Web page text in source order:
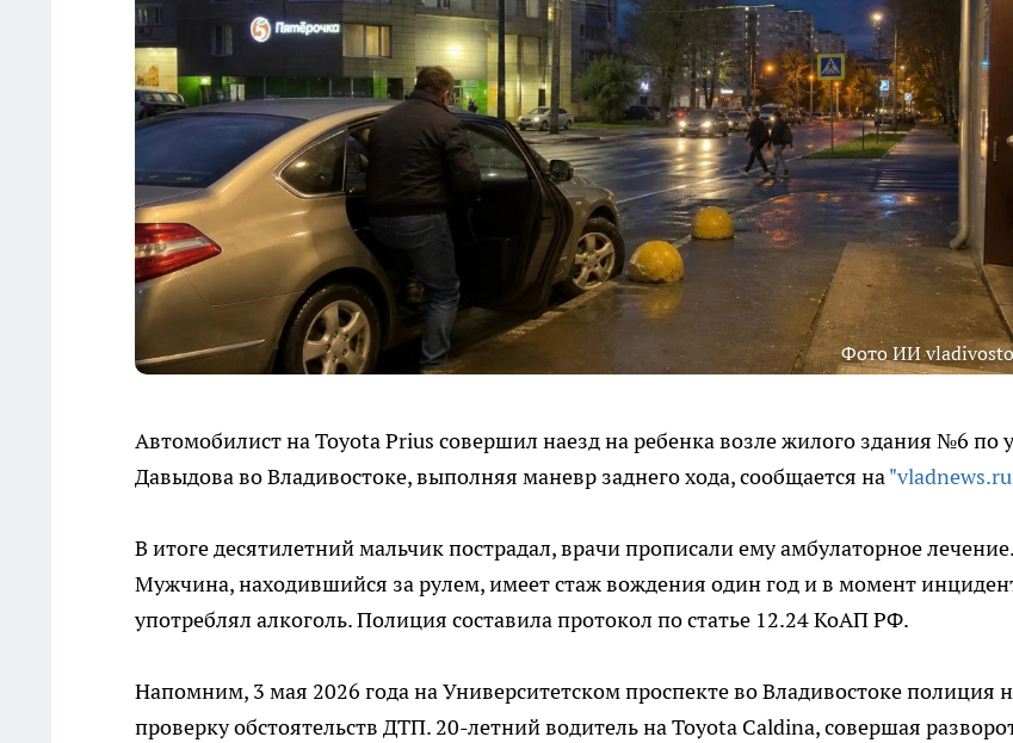
Фото ИИ
Автомобилист на Toyota Prius совершил наезд на ребенка возле жилого здания №6 по
Давыдова во Владивостоке, выполняя маневр заднего хода, сообщается на
В итоге десятилетний мальчик пострадал, врачи прописали ему амбулаторное лечение.
Мужчина, находившийся за рулем, имеет стаж вождения один год и в момент
употреблял алкоголь. Полиция составила протокол по статье 12.24 КоАП РФ.
Напомним, 3 мая 2026 года на Университетском проспекте во Владивостоке полиция
проверку обстоятельств ДТП. 20-летний водитель на Toyota Caldina, совершая